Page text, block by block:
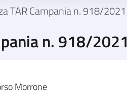
TAR Campania n. 918/2021
n. 918/2021
Morrone